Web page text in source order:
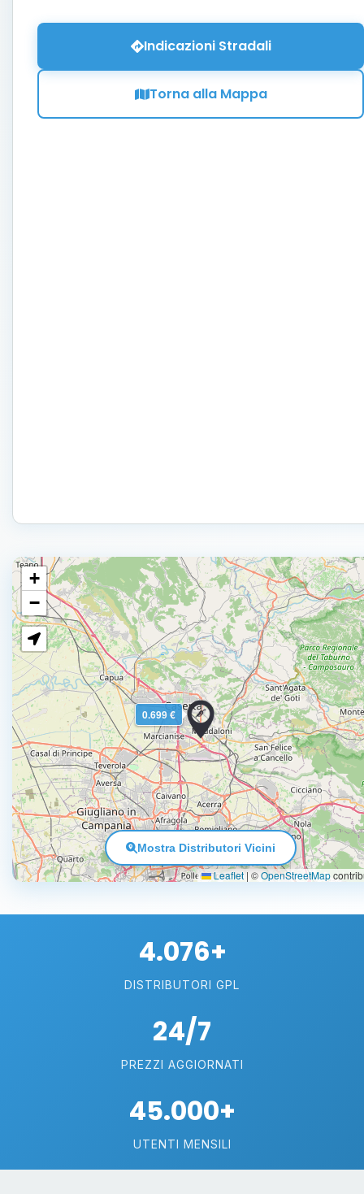
Indicazioni Stradali
Torna alla Mappa
0.699 €
+
−
Leaflet | ©OpenStreetMap
Mostra Distributori Vicini
4.076+
DISTRIBUTORI GPL
24/7
PREZZI AGGIORNATI
45.000+
UTENTI MENSILI